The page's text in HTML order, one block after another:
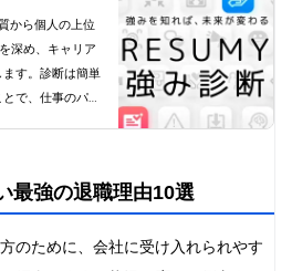
リアアップ
から個人の上位
深め、キャリア
す。診断は簡単
で、仕事のパフ
限に引き出しま
最強の退職理由10選
のために、会社に受け入れられやす